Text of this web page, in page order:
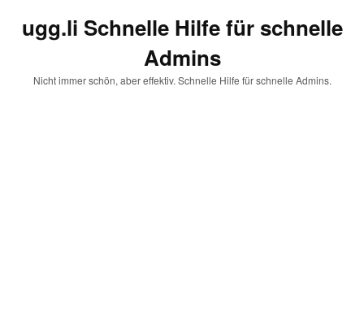
ugg.li Schnelle Hilfe für schnelle
Admins
Nicht immer schön, aber effektiv. Schnelle Hilfe für schnelle Admins.